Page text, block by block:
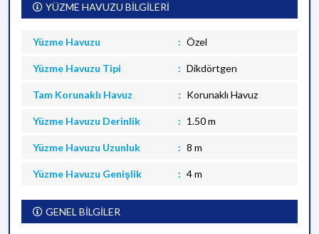
YÜZME HAVUZU BİLGİLERİ
Yüzme Havuzu Özel
Yüzme Havuzu Tipi Dikdörtgen
Tam Korunaklı Havuz Korunaklı Havuz
Yüzme Havuzu Derinlik 1.50 m
Yüzme Havuzu Uzunluk 8 m
Yüzme Havuzu Genişlik 4 m
GENEL BİLGİLER